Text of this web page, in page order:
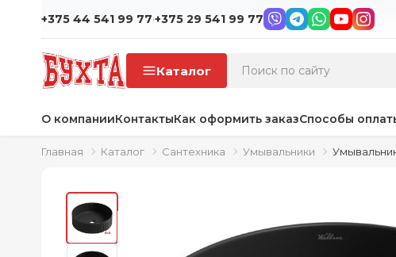
+375 44 541 99 77·+375 29 541 99 77
Каталог
О компанииКонтактыКак оформить заказСпособы
Главная Каталог Сантехника Умывальники